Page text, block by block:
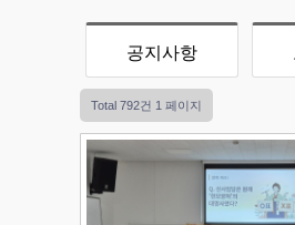
공지사항
Total 792건 1 페이지